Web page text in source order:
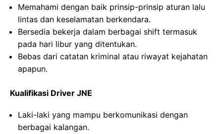
Memahami dengan baik prinsip-prinsip aturan lalu
lintas dan keselamatan berkendara.
Bersedia bekerja dalam berbagai shift termasuk
pada hari libur yang ditentukan.
Bebas dari catatan kriminal atau riwayat kejahatan
apapun.
Kualifikasi Driver JNE
Laki-laki yang mampu berkomunikasi dengan
berbagai kalangan.